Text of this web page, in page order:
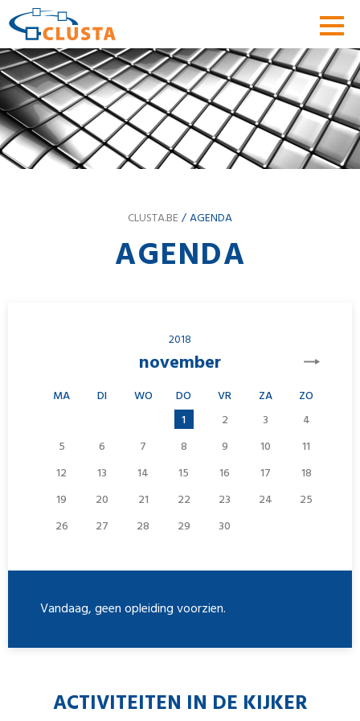
CLUSTA.BE AGENDA
AGENDA
2018
november
MA DI WO DO VR ZA
ZO
1
2 3
4
5
6 7 8 9 10
11
12
13 14 15 16 17
18
19
20 21 22 23 24
25
26
27 28 29 30
Vandaag, geen opleiding voorzien.
ACTIVITEITEN IN DE KIJKER